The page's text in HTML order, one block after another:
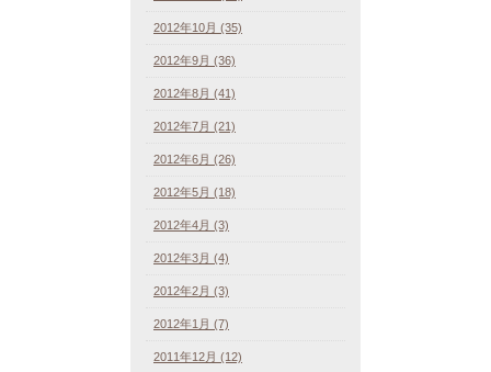
2012年10月 (35)
2012年9月 (36)
2012年8月 (41)
2012年7月 (21)
2012年6月 (26)
2012年5月 (18)
2012年4月 (3)
2012年3月 (4)
2012年2月 (3)
2012年1月 (7)
2011年12月 (12)